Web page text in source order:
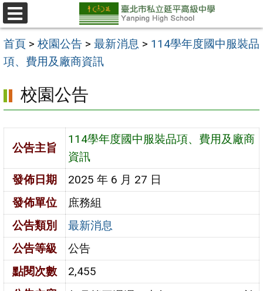
跳
至
主
要
區
選
單
首頁 >校園公告 >最新消息 > 114學年度國中服裝品
項、費用及廠商資訊
校園公告
公告主旨
114學年度國中服裝品項、費用及廠商
資訊
發佈日期
2025 年 6 月 27 日
發佈單位
庶務組
公告類別
最新消息
公告等級
公告
點閱次數
2,455